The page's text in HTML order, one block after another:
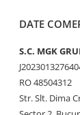
DATE
S.C. MGK
RO 48504312
Str. Slt. Dima